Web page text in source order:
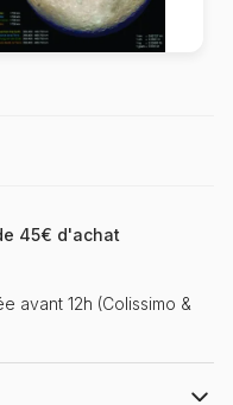
45€ d'achat
avant 12h (Colissimo &